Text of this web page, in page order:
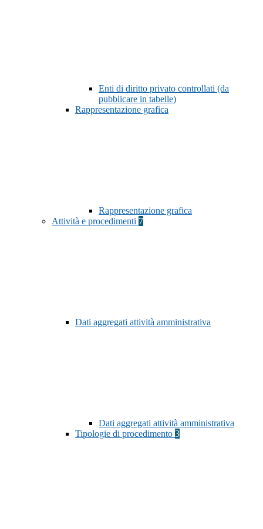
Enti di diritto privato controllati (da
pubblicare in tabelle)
Rappresentazione grafica
Rappresentazione grafica
Attività e procedimenti 7
Dati aggregati attività amministrativa
Dati aggregati attività amministrativa
Tipologie di procedimento 3